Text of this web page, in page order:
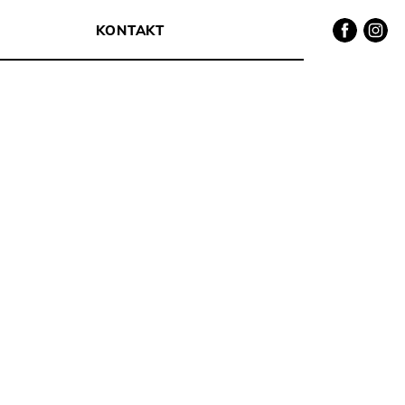
KONTAKT Facebook